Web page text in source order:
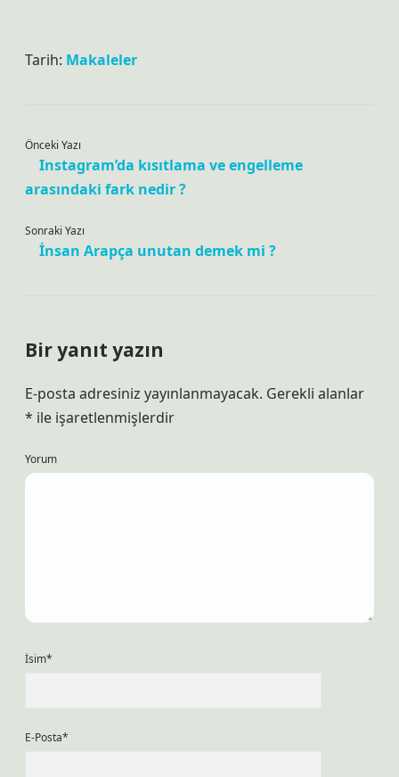
Tarih: Makaleler
Önceki Yazı
Instagram’da kısıtlama ve engelleme
arasındaki fark nedir ?
Sonraki Yazı
İnsan Arapça unutan demek mi ?
Bir yanıt yazın
E-posta adresiniz yayınlanmayacak. Gerekli alanlar
* ile işaretlenmişlerdir
Yorum
İsim*
E-Posta*